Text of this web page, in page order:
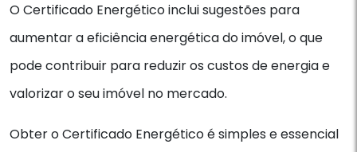
O Certificado Energético inclui sugestões para
aumentar a eficiência energética do imóvel, o que
pode contribuir para reduzir os custos de energia e
valorizar o seu imóvel no mercado.
Obter o Certificado Energético é simples e essencial